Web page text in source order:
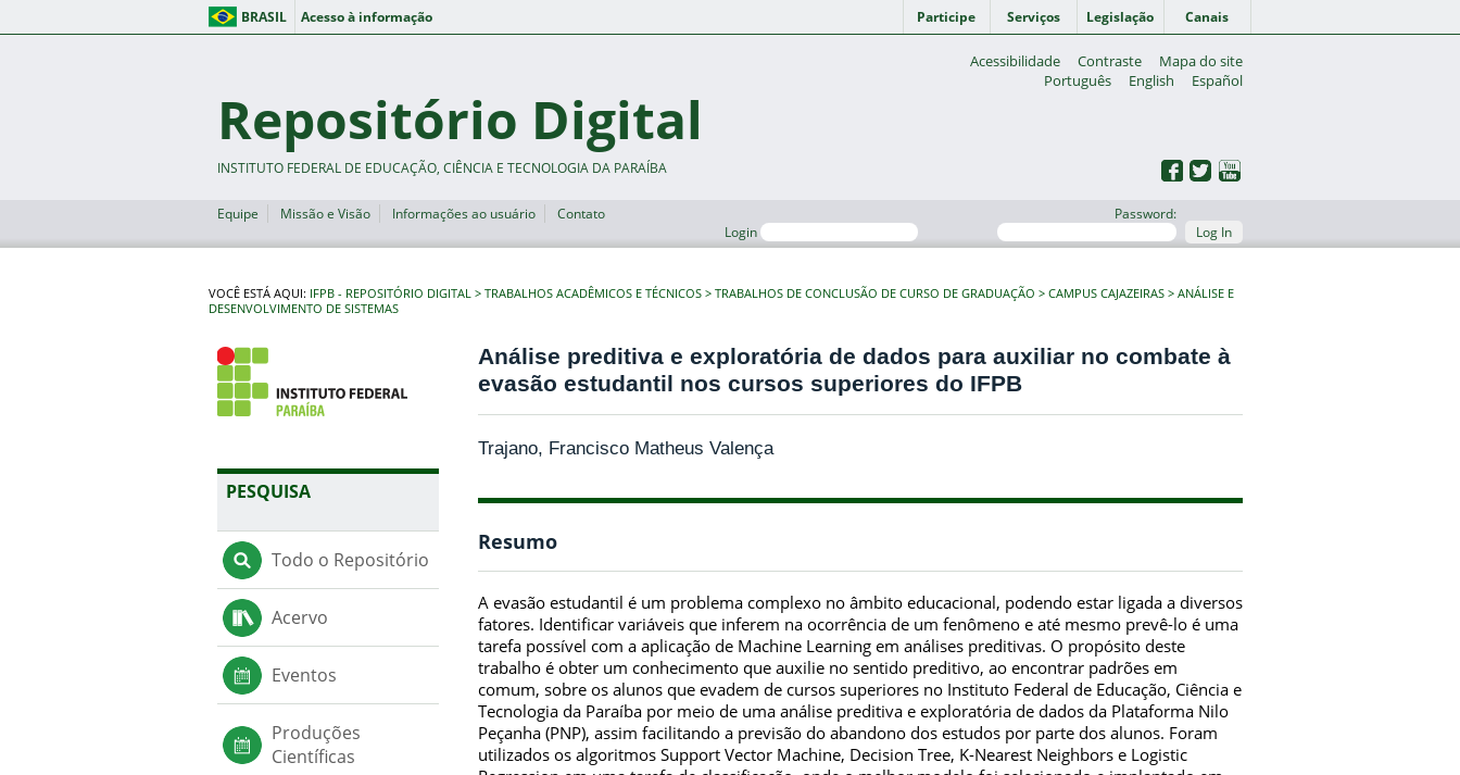
BRASIL Acesso à informação Participe Serviços Legislação Canais
Acessibilidade Contraste
Mapa do site
Português
English Español
Repositório Digital
INSTITUTO FEDERAL DE EDUCAÇÃO, CIÊNCIA E TECNOLOGIA DA PARAÍBA
Equipe Missão e Visão Informações ao usuário
Contato
Login
Password:
Log In
VOCÊ ESTÁ AQUI: IFPB - REPOSITÓRIO DIGITAL TRABALHOS ACADÊMICOS E TÉCNICOS TRABALHOS DE CONCLUSÃO DE CURSO DE GRADUAÇÃO CAMPUS CAJAZEIRAS
ANÁLISE E
DESENVOLVIMENTO DE SISTEMAS
PESQUISA
Todo o Repositório
Acervo
Eventos
Produções
Científicas
Análise preditiva e exploratória de dados para auxiliar no combate à
evasão estudantil nos cursos superiores do IFPB
Trajano, Francisco Matheus Valença
Resumo
A evasão estudantil é um problema complexo no âmbito educacional, podendo estar ligada a diversos
fatores. Identificar variáveis que inferem na ocorrência de um fenômeno e até mesmo prevê-lo é uma
tarefa possível com a aplicação de Machine Learning em análises preditivas. O propósito deste
trabalho é obter um conhecimento que auxilie no sentido preditivo, ao encontrar padrões em
comum, sobre os alunos que evadem de cursos superiores no Instituto Federal de Educação, Ciência e
Tecnologia da Paraíba por meio de uma análise preditiva e exploratória de dados da Plataforma Nilo
Peçanha (PNP), assim facilitando a previsão do abandono dos estudos por parte dos alunos. Foram
utilizados os algoritmos Support Vector Machine, Decision Tree, K-Nearest Neighbors e Logistic